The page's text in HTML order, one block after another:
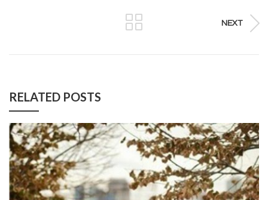
NEXT
RELATED POSTS